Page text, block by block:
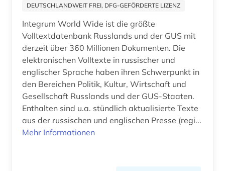
geschichte 1944-1967 (1)
geschichte 1945-1991 (2)
geschichte 1955-1960 (1)
geschichte 1974-1990 (1)
Slowenien (14)
Spanien (2)
Suedosteuropa (15)
Tschechische Republik (15)
USA (5)
Ukraine (23)
Ungarn (15)
DEUTSCHLANDWEIT FREI, DFG-GEFÖRDERTE LIZENZ
Integrum World Wide ist die größte
Volltextdatenbank Russlands und der GUS mit
derzeit über 360 Millionen Dokumenten. Die
elektronischen Volltexte in russischer und
englischer Sprache haben ihren Schwerpunkt in
den Bereichen Politik, Kultur, Wirtschaft und
Gesellschaft Russlands und der GUS-Staaten.
Enthalten sind u.a. stündlich aktualisierte Texte
aus der russischen und englischen Presse (regi...
Mehr Informationen